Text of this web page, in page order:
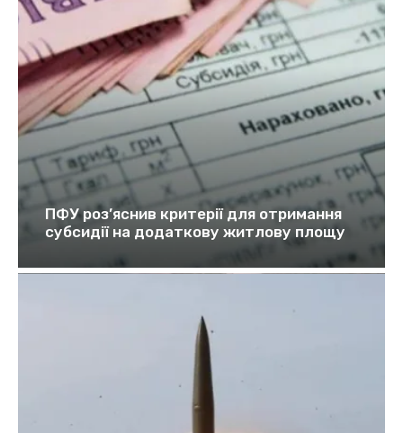
ПФУ роз’яснив критерії для отримання
субсидії на додаткову житлову площу